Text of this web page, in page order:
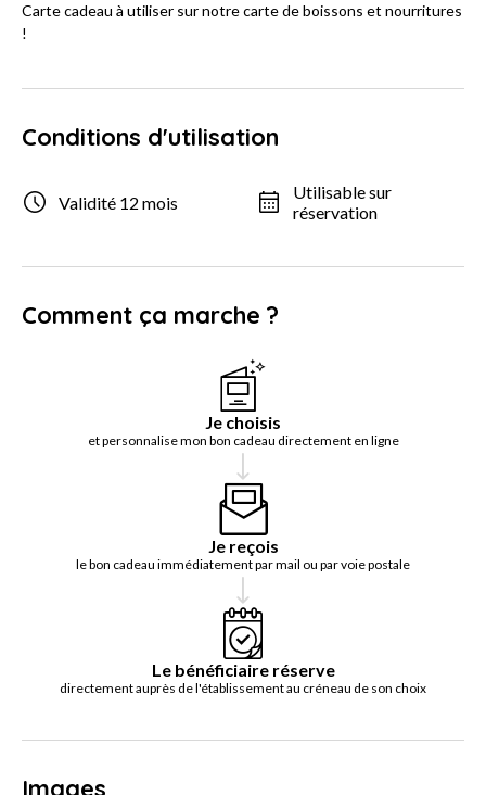
Carte cadeau à utiliser sur notre carte de boissons et nourritures
!
Conditions d'utilisation
Validité 12 mois
Utilisable sur
réservation
Comment ça marche ?
Je choisis
et personnalise mon bon cadeau directement en ligne
Je reçois
le bon cadeau immédiatement par mail ou par voie postale
Le bénéficiaire réserve
directement auprès de l'établissement au créneau de son choix